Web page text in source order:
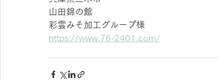
山田錦の館
彩雲みそ加工グループ様
https://www.76-2401.com/